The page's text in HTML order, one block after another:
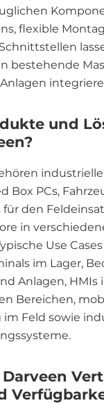
flexible
bestehende
und
Box PCs,
den
in
Use
im Lager,
Anlagen, HMIs
Bereichen,
im Feld sowie